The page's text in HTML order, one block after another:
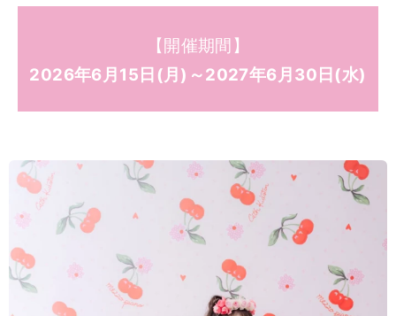
【開催期間】
2026年6月15日(月)～2027年6月30日(水)